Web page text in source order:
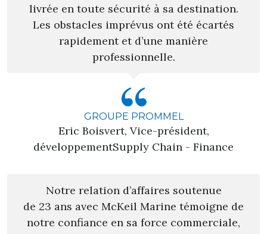
livrée en toute sécurité à sa destination.
Les obstacles imprévus ont été écartés
rapidement et d’une manière
professionnelle.
GROUPE PROMMEL
Eric Boisvert, Vice-président,
développementSupply Chain - Finance
Notre relation d’affaires soutenue
de 23 ans avec McKeil Marine témoigne de
notre confiance en sa force commerciale,